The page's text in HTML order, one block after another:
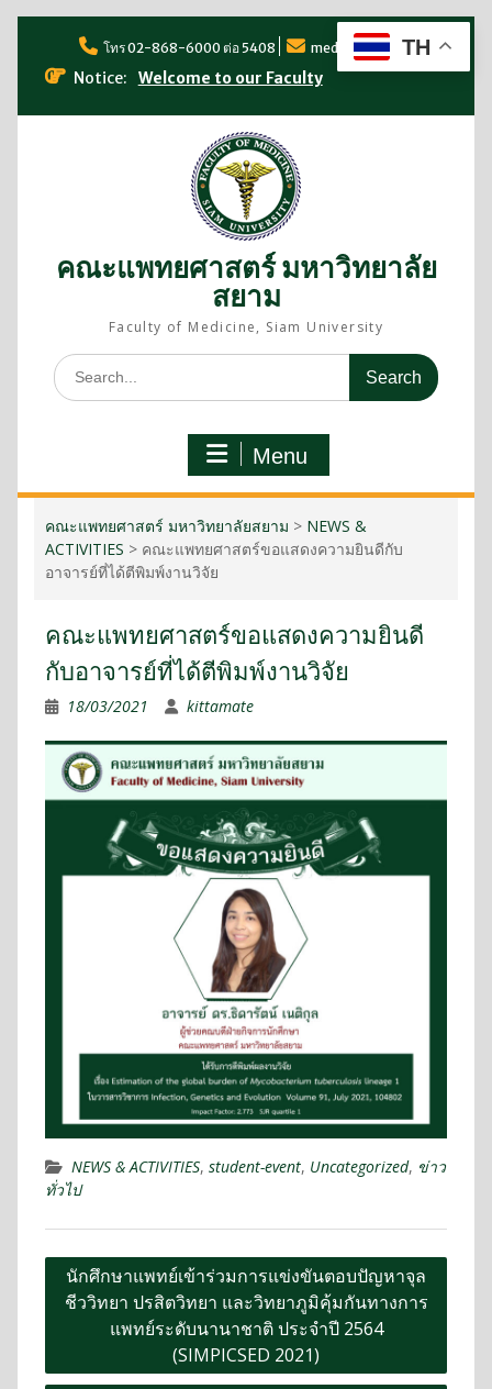
โทร 02-868-6000 ต่อ 5408 med@siam.edu
Notice: Welcome to our Faculty
คณะแพทยศาสตร์ มหาวิทยาลัย
สยาม
Faculty of Medicine, Siam University
Menu
คณะแพทยศาสตร์ มหาวิทยาลัยสยาม > NEWS &
ACTIVITIES > คณะแพทยศาสตร์ขอแสดงความยินดีกับ
อาจารย์ที่ได้ตีพิมพ์งานวิจัย
คณะแพทยศาสตร์ขอแสดงความยินดี
กับอาจารย์ที่ได้ตีพิมพ์งานวิจัย
18/03/2021 kittamate
NEWS & ACTIVITIES, student-event, Uncategorized, ข่าว
ทั่วไป
นักศึกษาแพทย์เข้าร่วมการแข่งขันตอบปัญหาจุล
ชีววิทยา ปรสิตวิทยา และวิทยาภูมิคุ้มกันทางการ
แพทย์ระดับนานาชาติ ประจำปี 2564
(SIMPICSED 2021)
TH